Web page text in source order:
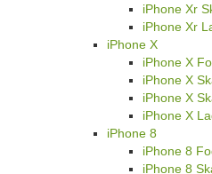
iPhone Xr
iPhone Xr
iPhone X
iPhone X
iPhone X
iPhone X
iPhone X
iPhone 8
iPhone 8
iPhone 8